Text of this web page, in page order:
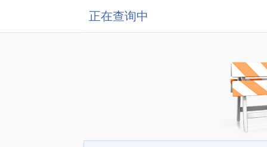
正在查询中